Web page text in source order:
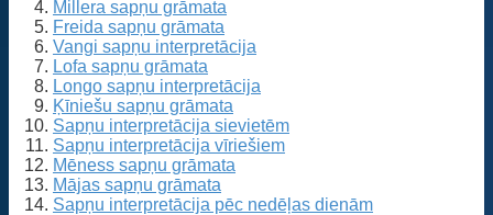
Millera sapņu grāmata
Freida sapņu grāmata
Vangi sapņu interpretācija
Lofa sapņu grāmata
Longo sapņu interpretācija
Ķīniešu sapņu grāmata
Sapņu interpretācija sievietēm
Sapņu interpretācija vīriešiem
Mēness sapņu grāmata
Mājas sapņu grāmata
Sapņu interpretācija pēc nedēļas dienām